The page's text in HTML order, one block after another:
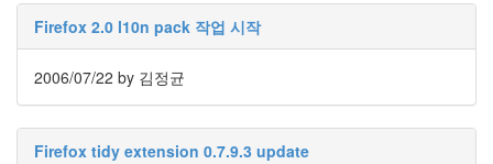
Firefox 2.0 l10n pack 작업 시작
2006/07/22 by 김정균
Firefox tidy extension 0.7.9.3 update
AnNyung
Firefox
군